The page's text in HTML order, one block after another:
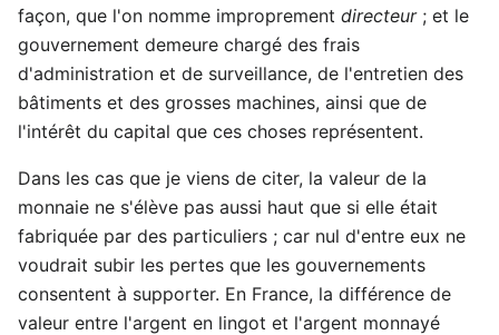
façon, que l'on nomme improprement directeur; et le
gouvernement demeure chargé des frais
d'administration et de surveillance, de l'entretien des
bâtiments et des grosses machines, ainsi que de
l'intérêt du capital que ces choses représentent.
Dans les cas que je viens de citer, la valeur de la
monnaie ne s'élève pas aussi haut que si elle était
fabriquée par des particuliers ; car nul d'entre eux ne
voudrait subir les pertes que les gouvernements
consentent à supporter. En France, la différence de
valeur entre l'argent en lingot et l'argent monnayé